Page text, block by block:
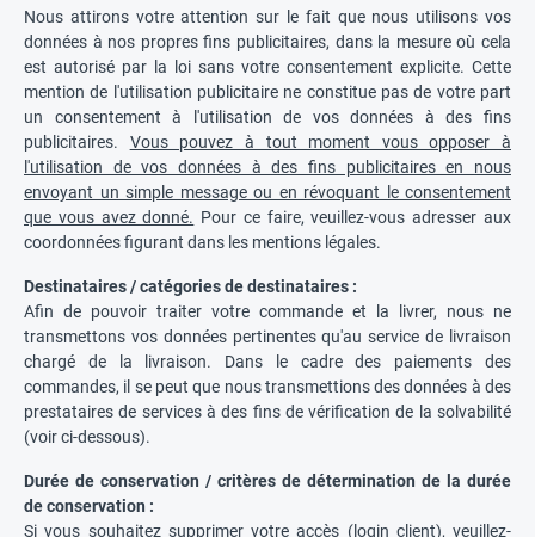
Nous attirons votre attention sur le fait que nous utilisons vos
données à nos propres fins publicitaires, dans la mesure où cela
est autorisé par la loi sans votre consentement explicite. Cette
mention de l'utilisation publicitaire ne constitue pas de votre part
un consentement à l'utilisation de vos données à des fins
publicitaires. Vous pouvez à tout moment vous opposer à
l'utilisation de vos données à des fins publicitaires en nous
envoyant un simple message ou en révoquant le consentement
que vous avez donné. Pour ce faire, veuillez-vous adresser aux
coordonnées figurant dans les mentions légales.
Destinataires / catégories de destinataires :
Afin de pouvoir traiter votre commande et la livrer, nous ne
transmettons vos données pertinentes qu'au service de livraison
chargé de la livraison. Dans le cadre des paiements des
commandes, il se peut que nous transmettions des données à des
prestataires de services à des fins de vérification de la solvabilité
(voir ci-dessous).
Durée de conservation / critères de détermination de la durée
de conservation :
Si vous souhaitez supprimer votre accès (login client), veuillez-